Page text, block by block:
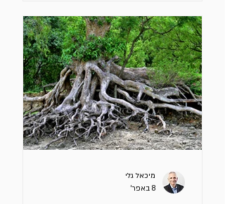
כול החברות משתמשות היום באותם מודלים, קונים
את אותם כלי outbound ועובדים עם אותם
Signals: שינויי תפקיד, סבבי גיוס, פעילות
בלינקדאין,
מיכאל גלי
8 באפר׳